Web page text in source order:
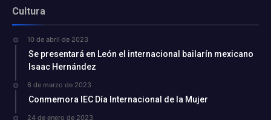
Cultura
10 de abril de 2023
Se presentará en León el internacional bailarín mexicano
Isaac Hernández
6 de marzo de 2023
Conmemora IEC Día Internacional de la Mujer
24 de enero de 2023